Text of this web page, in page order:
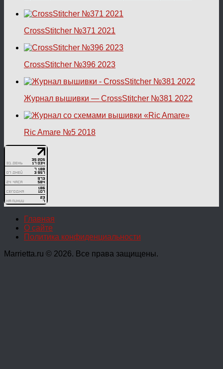
CrossStitcher №371 2021
CrossStitcher №396 2023
Журнал вышивки — CrossStitcher №381 2022
Ric Amare №5 2018
Главная
О сайте
Политика конфиденциальности
Marrietta.ru © 2026. Все права защищены.